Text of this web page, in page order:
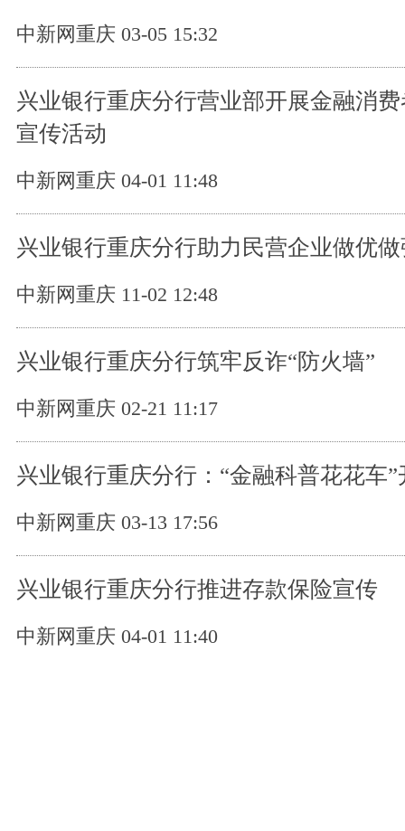
中新网重庆 03-05 15:32
兴业银行重庆分行营业部开展金融消
宣传活动
中新网重庆 04-01 11:48
兴业银行重庆分行助力民营企业做优
中新网重庆 11-02 12:48
兴业银行重庆分行筑牢反诈“防火墙”
中新网重庆 02-21 11:17
兴业银行重庆分行：“金融科普花花车
中新网重庆 03-13 17:56
兴业银行重庆分行推进存款保险宣传
中新网重庆 04-01 11:40